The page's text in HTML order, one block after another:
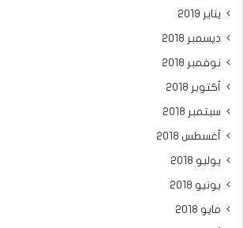
يناير 2019
ديسمبر 2018
نوفمبر 2018
أكتوبر 2018
سبتمبر 2018
أغسطس 2018
يوليو 2018
يونيو 2018
مايو 2018